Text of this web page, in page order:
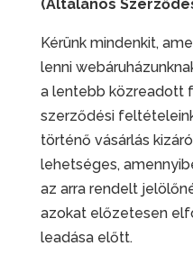
(Általános
Kérünk mindenkit,
lenni
a lentebb közreadott
szerződési
történő vásárlás
lehetséges,
az arra rendelt
azokat előzetesen
leadása előtt.